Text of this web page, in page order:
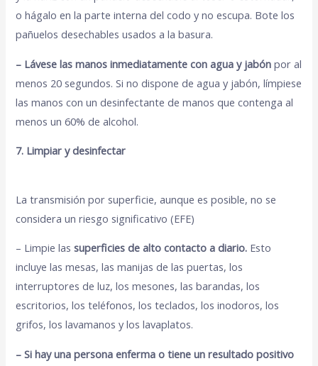
o hágalo en la parte interna del codo y no escupa. Bote los
pañuelos desechables usados a la basura.
– Lávese las manos inmediatamente con agua y jabón por al
menos 20 segundos. Si no dispone de agua y jabón, límpiese
las manos con un desinfectante de manos que contenga al
menos un 60% de alcohol.
7. Limpiar y desinfectar
La transmisión por superficie, aunque es posible, no se
considera un riesgo significativo (EFE)
– Limpie lassuperficies de alto contacto a diario. Esto
incluye las mesas, las manijas de las puertas, los
interruptores de luz, los mesones, las barandas, los
escritorios, los teléfonos, los teclados, los inodoros, los
grifos, los lavamanos y los lavaplatos.
– Si hay una persona enferma o tiene un resultado positivo